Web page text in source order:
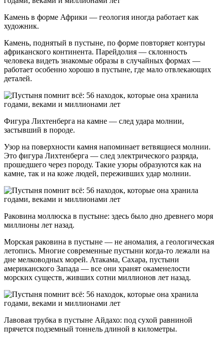
Камень в форме Африки — геология иногда работает как
художник.
Камень, поднятый в пустыне, по форме повторяет контуры
африканского континента. Парейдолия — склонность
человека видеть знакомые образы в случайных формах —
работает особенно хорошо в пустыне, где мало отвлекающих
деталей.
Фигура Лихтенберга на камне — след удара молнии,
застывший в породе.
Узор на поверхности камня напоминает ветвящиеся молнии.
Это фигура Лихтенберга — след электрического разряда,
прошедшего через породу. Такие узоры образуются как на
камне, так и на коже людей, переживших удар молнии.
Раковина моллюска в пустыне: здесь было дно древнего моря
миллионы лет назад.
Морская раковина в пустыне — не аномалия, а геологическая
летопись. Многие современные пустыни когда-то лежали на
дне мелководных морей. Атакама, Сахара, пустыни
американского Запада — все они хранят окаменелости
морских существ, живших сотни миллионов лет назад.
Лавовая трубка в пустыне Айдахо: под сухой равниной
прячется подземный тоннель длиной в километры.